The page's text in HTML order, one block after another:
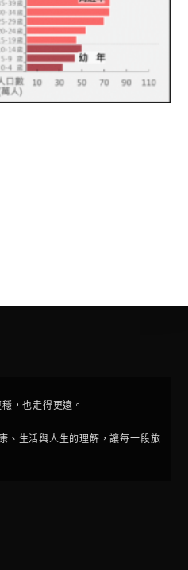
，也走得更遠。
、生活與人生的理解，讓每一段旅